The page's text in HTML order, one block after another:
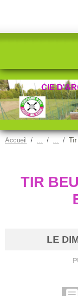
CIE
Accueil Tir
TIR
LE